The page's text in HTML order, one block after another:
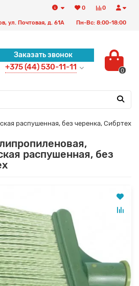
0
0
ул. Почтовая, д. 61А Пн-Вс: 8:00-18:00
Заказать звонок
+375 (44) 530-11-11 0
распушенная, без черенка, Сибртех
распушенная, без